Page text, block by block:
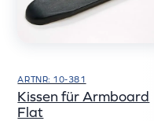
ARTNR: 10-381
Kissen für Armboard
Flat